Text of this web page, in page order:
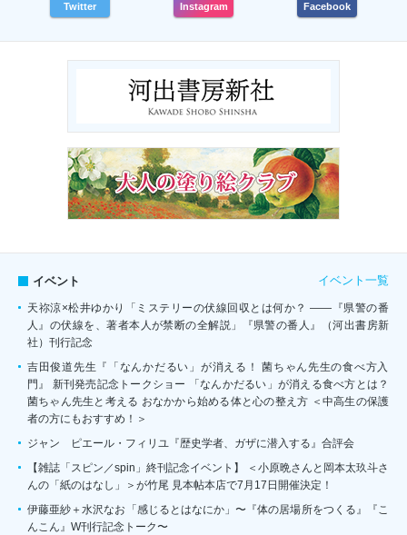
Twitter Instagram Facebook
イベント イベント一覧
天祢涼×松井ゆかり「ミステリーの伏線回収とは何か？ ――『県警の番
人』の伏線を、著者本人が禁断の全解説」『県警の番人』（河出書房新
社）刊行記念
吉田俊道先生『「なんかだるい」が消える！ 菌ちゃん先生の食べ方入
門』 新刊発売記念トークショー 「なんかだるい」が消える食べ方とは？
菌ちゃん先生と考える おなかから始める体と心の整え方 ＜中高生の保護
者の方にもおすすめ！＞
ジャン゠ピエール・フィリユ『歴史学者、ガザに潜入する』合評会
【雑誌「スピン／spin」終刊記念イベント】 ＜小原晩さんと岡本太玖斗さ
んの「紙のはなし」＞が竹尾 見本帖本店で7月17日開催決定！
伊藤亜紗＋水沢なお「感じるとはなにか」〜『体の居場所をつくる』『こ
んこん』W刊行記念トーク〜